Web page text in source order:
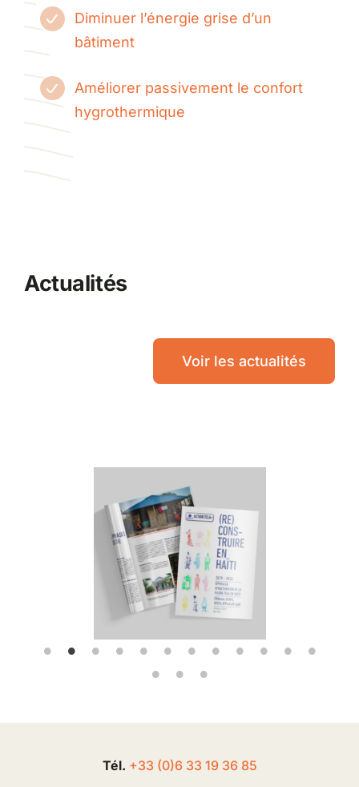
Diminuer l’énergie grise d’un
bâtiment
Améliorer passivement le confort
hygrothermique
Actualités
Voir les actualités
Tél. +33 (0)6 33 19 36 85